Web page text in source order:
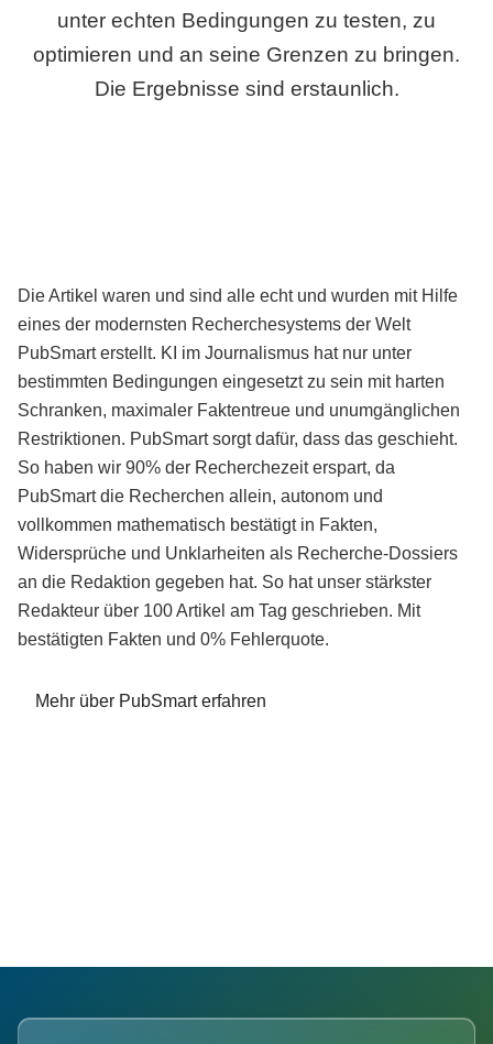
unter echten Bedingungen zu testen, zu
optimieren und an seine Grenzen zu bringen.
Die Ergebnisse sind erstaunlich.
Die Artikel waren und sind alle echt und wurden mit Hilfe
eines der modernsten Recherchesystems der Welt
PubSmart erstellt. KI im Journalismus hat nur unter
bestimmten Bedingungen eingesetzt zu sein mit harten
Schranken, maximaler Faktentreue und unumgänglichen
Restriktionen. PubSmart sorgt dafür, dass das geschieht.
So haben wir 90% der Recherchezeit erspart, da
PubSmart die Recherchen allein, autonom und
vollkommen mathematisch bestätigt in Fakten,
Widersprüche und Unklarheiten als Recherche-Dossiers
an die Redaktion gegeben hat. So hat unser stärkster
Redakteur über 100 Artikel am Tag geschrieben. Mit
bestätigten Fakten und 0% Fehlerquote.
Mehr über PubSmart erfahren